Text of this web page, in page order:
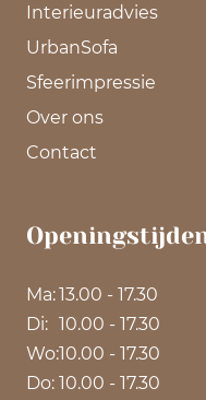
Ma:
Di:
Wo:
Do:
13.00 - 17.30
10.00 - 17.30
10.00 - 17.30
10.00 - 17.30
Interieuradvies
UrbanSofa
Sfeerimpressie
Over ons
Contact